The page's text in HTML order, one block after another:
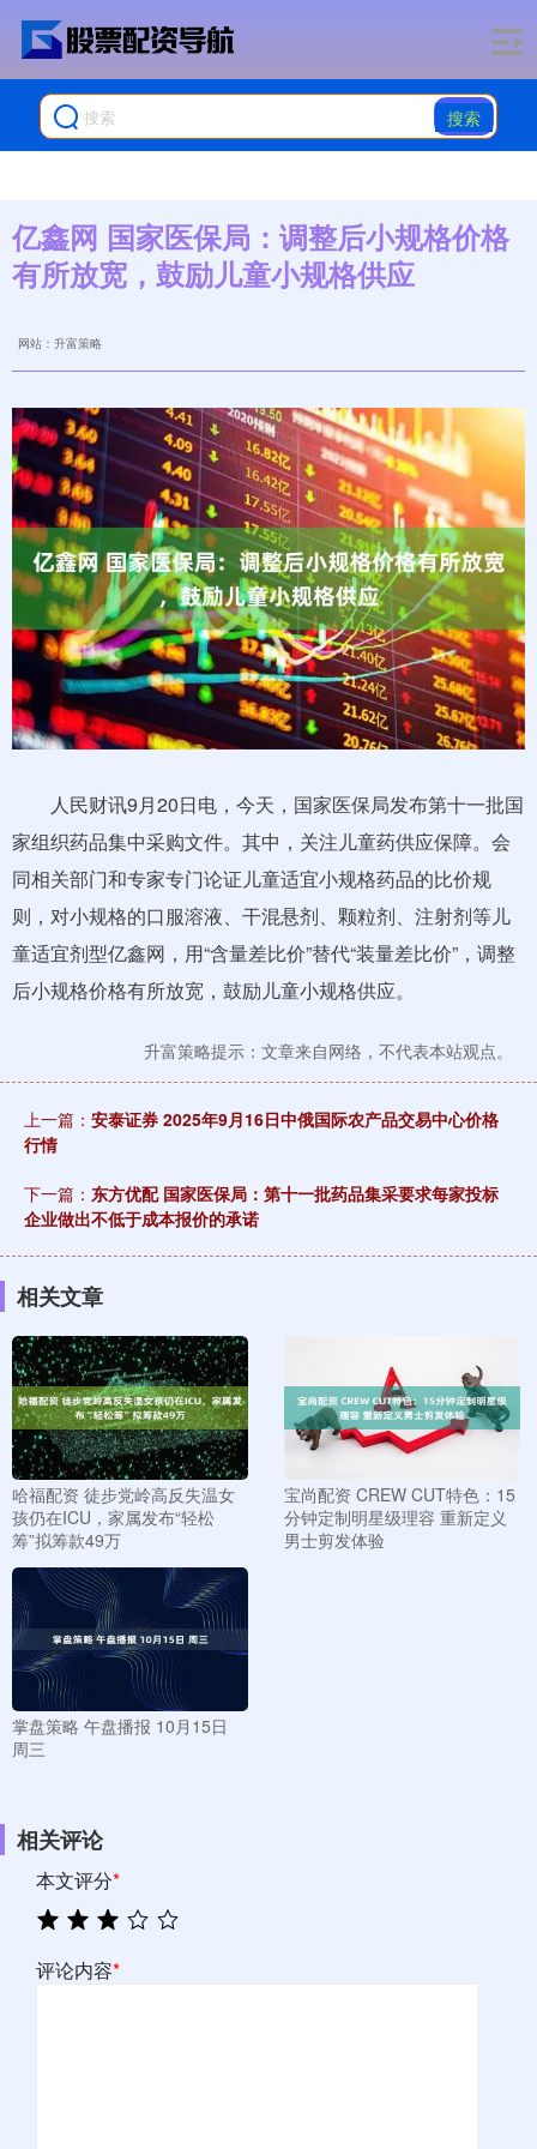
搜索
亿鑫网 国家医保局：调整后小规格价格
有所放宽，鼓励儿童小规格供应
网站：升富策略
人民财讯9月20日电，今天，国家医保局发布第十一批国
家组织药品集中采购文件。其中，关注儿童药供应保障。会
同相关部门和专家专门论证儿童适宜小规格药品的比价规
则，对小规格的口服溶液、干混悬剂、颗粒剂、注射剂等儿
童适宜剂型亿鑫网，用“含量差比价”替代“装量差比价”，调整
后小规格价格有所放宽，鼓励儿童小规格供应。
升富策略提示：文章来自网络，不代表本站观点。
上一篇： 安泰证券 2025年9月16日中俄国际农产品交易中心价格
行情
下一篇： 东方优配 国家医保局：第十一批药品集采要求每家投标
企业做出不低于成本报价的承诺
相关文章
哈福配资 徒步党岭高反失温女
孩仍在ICU，家属发布“轻松
筹”拟筹款49万
宝尚配资 CREW CUT特色：15
分钟定制明星级理容 重新定义
男士剪发体验
掌盘策略 午盘播报 10月15日
周三
相关评论
本文评分*
评论内容*